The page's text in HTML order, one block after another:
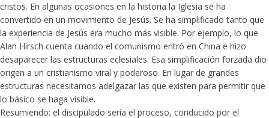
cristos. En algunas ocasiones en la historia la Iglesia se ha
convertido en un movimiento de Jesús. Se ha simplificado tanto que
la experiencia de Jesús era mucho más visible. Por ejemplo, lo que
Alan Hirsch cuenta cuando el comunismo entró en China e hizo
desaparecer las estructuras eclesiales. Esa simplificación forzada dio
origen a un cristianismo viral y poderoso. En lugar de grandes
estructuras necesitamos adelgazar las que existen para permitir que
lo básico se haga visible.
Resumiendo: el discipulado sería el proceso, conducido por el